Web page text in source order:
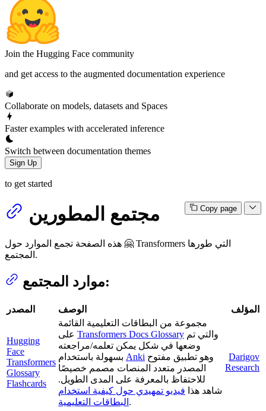
Join the Hugging Face community
and get access to the augmented documentation experience
Collaborate on models, datasets and Spaces
Faster examples with accelerated inference
Switch between documentation themes
Sign Up
to get started
Copy page مجتمع المطورين
هذه الصفحة تجمع الموارد حول 🤗 Transformers التي طورها
المجتمع.
موارد المجتمع:
المصدر الوصف المؤلف
Hugging
Face
Transformers
Glossary
Flashcards
مجموعة من البطاقات التعليمية القائمة
Transformers Docs Glossary
وضعها في شكل يمكن تعلمه/مراجعته
Anki
المصدر متعدد المنصات مصمم خصيصًا
للاحتفاظ بالمعرفة على المدى الطويل.
شاهد هذا فيديو تمهيدي حول كيفية استخدام
البطاقات التعليمية .
Darigov
Research